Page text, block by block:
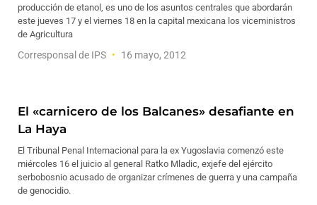
producción de etanol, es uno de los asuntos centrales que abordarán
este jueves 17 y el viernes 18 en la capital mexicana los viceministros
de Agricultura
Corresponsal de IPS 16 mayo, 2012
El «carnicero de los Balcanes» desafiante en
La Haya
El Tribunal Penal Internacional para la ex Yugoslavia comenzó este
miércoles 16 el juicio al general Ratko Mladic, exjefe del ejército
serbobosnio acusado de organizar crímenes de guerra y una campaña
de genocidio.